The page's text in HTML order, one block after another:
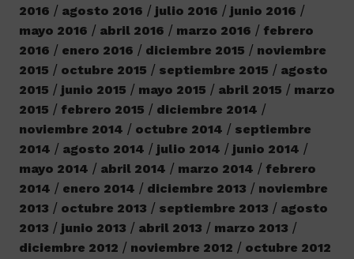
2016
agosto 2016 julio 2016
junio 2016
mayo 2016
abril 2016 marzo 2016
febrero
2016
enero 2016 diciembre 2015
noviembre
2015
octubre 2015 septiembre 2015
agosto
2015
junio 2015 mayo 2015 abril 2015
marzo
2015
febrero 2015
diciembre 2014
noviembre 2014
octubre 2014
septiembre
2014
agosto 2014 julio 2014
junio 2014
mayo 2014
abril 2014 marzo 2014
febrero
2014
enero 2014 diciembre 2013
noviembre
2013
octubre 2013 septiembre 2013
agosto
2013
junio 2013 abril 2013
marzo 2013
diciembre 2012
noviembre 2012
octubre 2012